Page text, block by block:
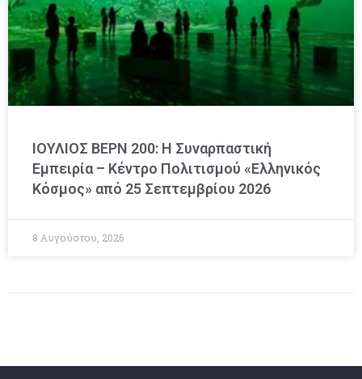
ΙΟΥΛΙΟΣ ΒΕΡΝ 200: Η Συναρπαστική
Εμπειρία – Κέντρο Πολιτισμού «Ελληνικός
Κόσμος» από 25 Σεπτεμβρίου 2026
8 Αυγούστου, 2026